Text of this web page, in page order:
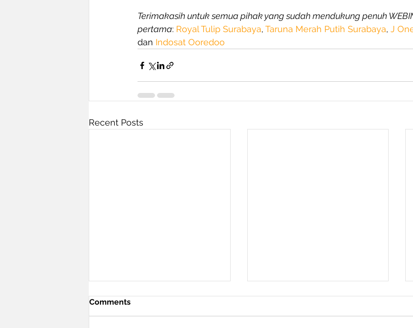
Terimakasih untuk semua pihak yang sudah mendukung penuh
pertama: Royal Tulip Surabaya, Taruna Merah Putih Surabaya, J
dan Indosat Ooredoo
Recent Posts
Comments